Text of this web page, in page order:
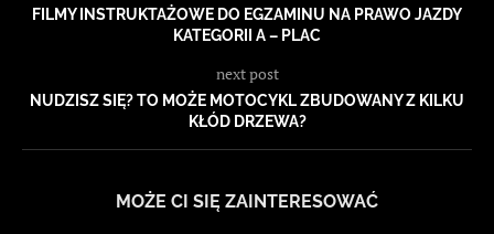
FILMY INSTRUKTAŻOWE DO EGZAMINU NA PRAWO JAZDY
KATEGORII A – PLAC
next post
NUDZISZ SIĘ? TO MOŻE MOTOCYKL ZBUDOWANY Z KILKU
KŁÓD DRZEWA?
MOŻE CI SIĘ ZAINTERESOWAĆ